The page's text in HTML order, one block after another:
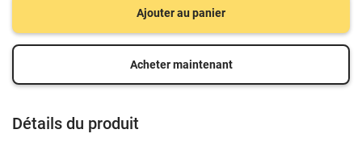
Ajouter au panier
Acheter maintenant
Détails du produit